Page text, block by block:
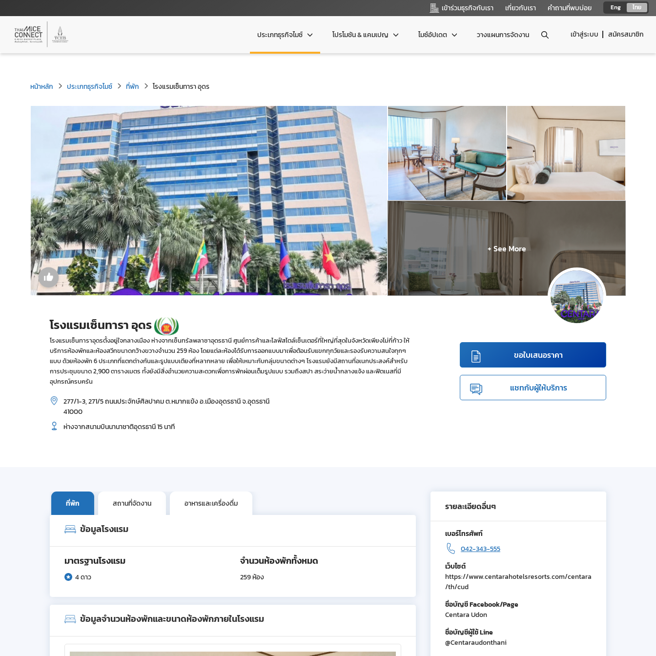
Eng ไทย
เข้าร่วมธุรกิจกับเรา เกี่ยวกับเรา คำถามที่พบบ่อย
เข้าสู่ระบบ สมัครสมาชิก
ประเภทธุรกิจไมซ์ โปรโมชัน & แคมเปญ ไมซ์อัปเดต วางแผนการจัดงาน
หน้าหลัก ประเภทธุรกิจไมซ์ ที่พัก โรงแรมเซ็นทารา อุดร
+ See More
โรงแรมเซ็นทารา อุดร
โรงแรมเซ็นทาราอุดรตั้งอยู่ใจกลางเมือง ห่างจากเซ็นทรัลพลาซาอุดรธานี ศูนย์การค้าและไลฟ์สไตล์เซ็นเตอร์ที่ใหญ่ที่สุดในจังหวัดเพียงไม่กี่ก้าว ให้
บริการห้องพักและห้องสวีทขนาดกว้างขวางจำนวน 259 ห้อง โดยแต่ละห้องได้รับการออกแบบมาเพื่อต้อนรับแขกทุกวัยและรองรับความสนใจทุกๆ
แบบ ด้วยห้องพัก 6 ประเภทที่แตกต่างกันและรูปแบบเตียงที่หลากหลาย เพื่อให้เหมาะกับกลุ่มขนาดต่างๆ โรงแรมยังมีสถานที่อเนกประสงค์สำหรับ
การประชุมขนาด 2,900 ตารางเมตร ทั้งยังมีสิ่งอำนวยความสะดวกเพื่อการพักผ่อนเต็มรูปแบบ รวมถึงสปา สระว่ายน้ำกลางแจ้ง และฟิตเนสที่มี
อุปกรณ์ครบครัน
277/1-3, 271/5 ถนนประจักษ์ศิลปาคม ต.หมากแข้ง อ.เมืองอุดรธานี จ.อุดรธานี
41000
ห่างจากสนามบินนานาชาติอุดรธานี 15 นาที
ขอใบเสนอราคา
แชทกับผู้ให้บริการ
ที่พัก สถานที่จัดงาน อาหารและเครื่องดื่ม
ข้อมูลโรงแรม
มาตรฐานโรงแรม
4 ดาว
จำนวนห้องพักทั้งหมด
259 ห้อง
ข้อมูลจำนวนห้องพักและขนาดห้องพักภายในโรงแรม
รายละเอียดอื่นๆ
เบอร์โทรศัพท์
042-343-555
เว็บไซต์
https://www.centarahotelsresorts.com/centara
/th/cud
ชื่อบัญชี Facebook/Page
Centara Udon
ชื่อบัญชีผู้ใช้ Line
@Centaraudonthani